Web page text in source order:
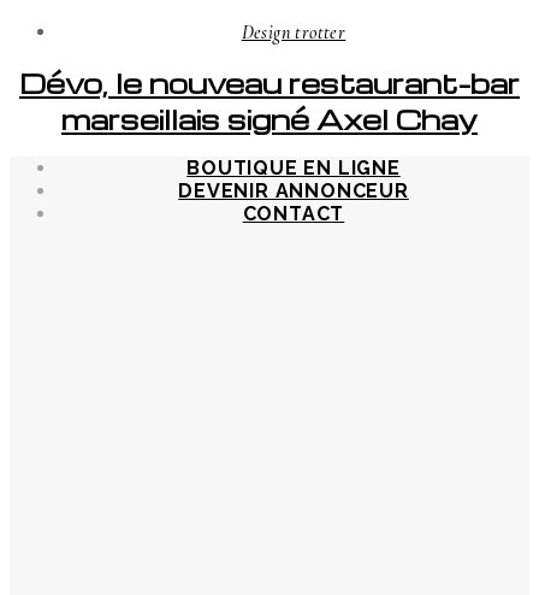
Design trotter
Dévo, le nouveau restaurant-bar
marseillais signé Axel Chay
BOUTIQUE EN LIGNE
DEVENIR ANNONCEUR
CONTACT